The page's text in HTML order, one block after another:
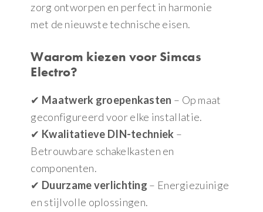
zorg ontworpen en perfect in harmonie
met de nieuwste technische eisen.
Waarom kiezen voor Simcas
Electro?
✔ Maatwerk groepenkasten – Op maat
geconfigureerd voor elke installatie.
✔ Kwalitatieve DIN-techniek –
Betrouwbare schakelkasten en
componenten.
✔ Duurzame verlichting – Energiezuinige
en stijlvolle oplossingen.